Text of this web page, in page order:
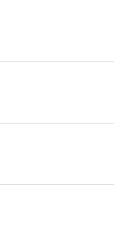
오길 잘 했다는
바람 햇살 파란하늘이
좋은 느낌을
사색하고 명상하고 잘
까지 잘 살아왔듯이
있었는데 집으로
있었습니다. 맛있는
진추억여행
해졌는데~~옹달샘